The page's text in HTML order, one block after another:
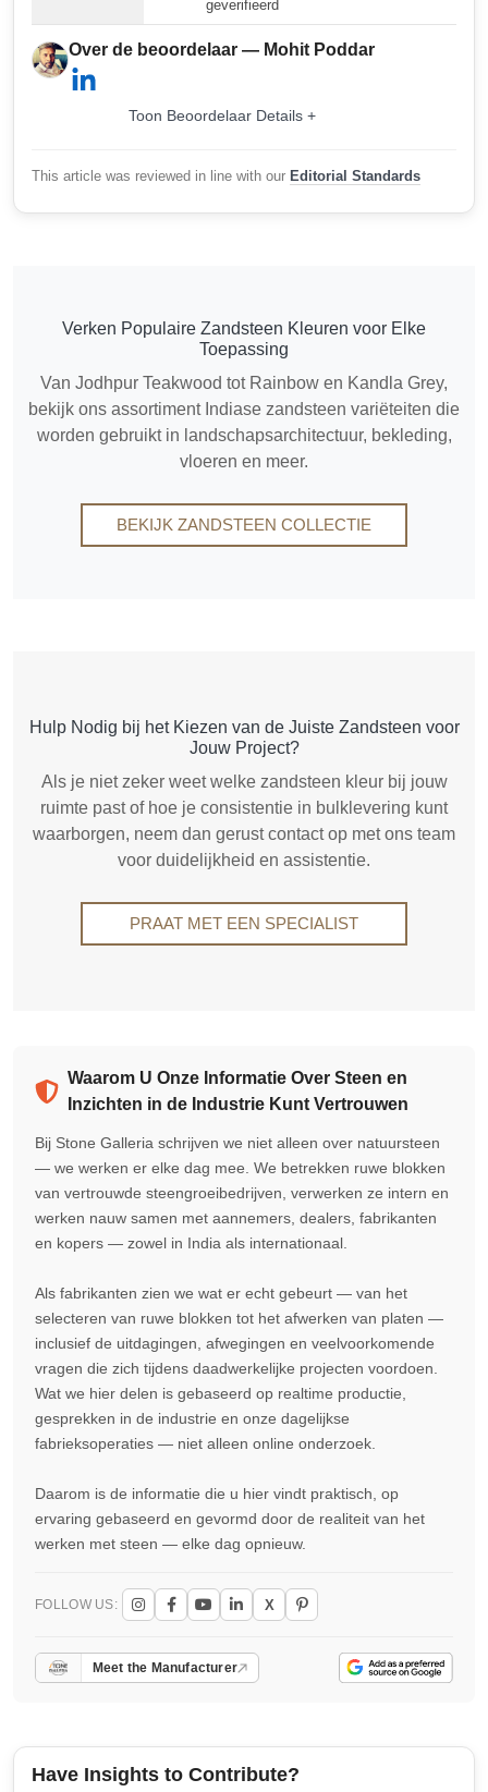
geverifieerd
Over de beoordelaar — Mohit Poddar
Toon Beoordelaar Details +
This article was reviewed in line with our Editorial Standards
Verken Populaire Zandsteen Kleuren voor Elke
Toepassing
Van Jodhpur Teakwood tot Rainbow en Kandla Grey,
bekijk ons assortiment Indiase zandsteen variëteiten die
worden gebruikt in landschapsarchitectuur, bekleding,
vloeren en meer.
BEKIJK ZANDSTEEN COLLECTIE
Hulp Nodig bij het Kiezen van de Juiste Zandsteen voor
Jouw Project?
Als je niet zeker weet welke zandsteen kleur bij jouw
ruimte past of hoe je consistentie in bulklevering kunt
waarborgen, neem dan gerust contact op met ons team
voor duidelijkheid en assistentie.
PRAAT MET EEN SPECIALIST
Waarom U Onze Informatie Over Steen en
Inzichten in de Industrie Kunt Vertrouwen
Bij Stone Galleria schrijven we niet alleen over natuursteen
— we werken er elke dag mee. We betrekken ruwe blokken
van vertrouwde steengroeibedrijven, verwerken ze intern en
werken nauw samen met aannemers, dealers, fabrikanten
en kopers — zowel in India als internationaal.
Als fabrikanten zien we wat er echt gebeurt — van het
selecteren van ruwe blokken tot het afwerken van platen —
inclusief de uitdagingen, afwegingen en veelvoorkomende
vragen die zich tijdens daadwerkelijke projecten voordoen.
Wat we hier delen is gebaseerd op realtime productie,
gesprekken in de industrie en onze dagelijkse
fabrieksoperaties — niet alleen online onderzoek.
Daarom is de informatie die u hier vindt praktisch, op
ervaring gebaseerd en gevormd door de realiteit van het
werken met steen — elke dag opnieuw.
FOLLOW US: X
Meet the Manufacturer
Have Insights to Contribute?